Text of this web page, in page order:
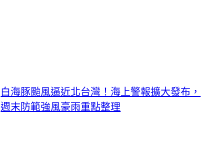
白海豚颱風逼近北台灣！海上警報擴大發布，
週末防範強風豪雨重點整理